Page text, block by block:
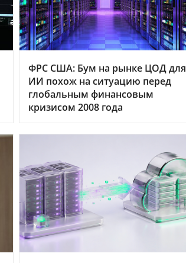
ФРС США: Бум на рынке ЦОД для
ИИ похож на ситуацию перед
глобальным финансовым
кризисом 2008 года